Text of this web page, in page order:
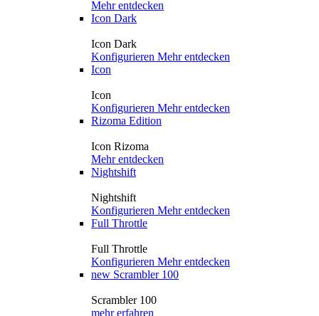
Mehr entdecken
Icon Dark
Icon Dark
Konfigurieren Mehr entdecken
Icon
Icon
Konfigurieren Mehr entdecken
Rizoma Edition
Icon Rizoma
Mehr entdecken
Nightshift
Nightshift
Konfigurieren Mehr entdecken
Full Throttle
Full Throttle
Konfigurieren Mehr entdecken
new Scrambler 100
Scrambler 100
mehr erfahren